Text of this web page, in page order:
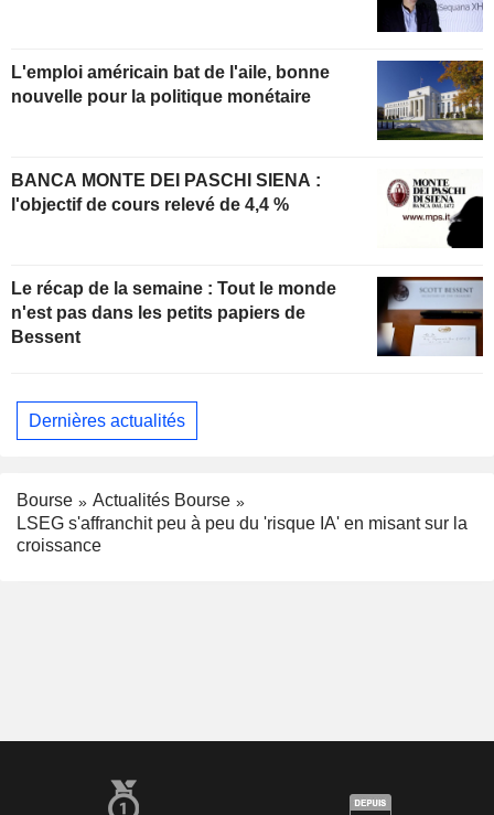
L'emploi américain bat de l'aile, bonne
nouvelle pour la politique monétaire
BANCA MONTE DEI PASCHI SIENA :
l'objectif de cours relevé de 4,4 %
Le récap de la semaine : Tout le monde
n'est pas dans les petits papiers de
Bessent
Dernières actualités
Bourse
Actualités Bourse
LSEG s'affranchit peu à peu du 'risque IA' en misant sur la
croissance